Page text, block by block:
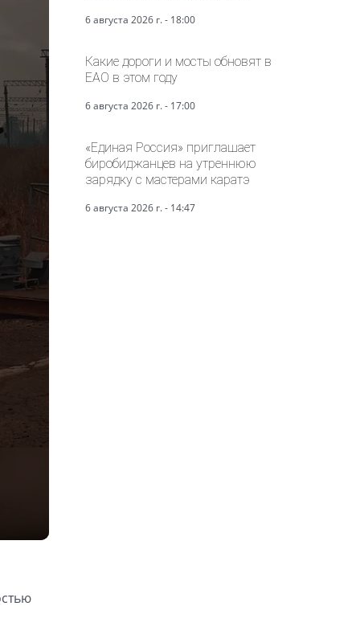
6 августа 2026 г. - 18:00
Какие дороги и мосты обновят в
ЕАО в этом году
6 августа 2026 г. - 17:00
«Единая Россия» приглашает
биробиджанцев на утреннюю
зарядку с мастерами каратэ
6 августа 2026 г. - 14:47